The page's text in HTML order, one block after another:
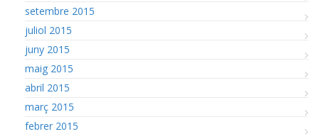
setembre 2015
juliol 2015
juny 2015
maig 2015
abril 2015
març 2015
febrer 2015